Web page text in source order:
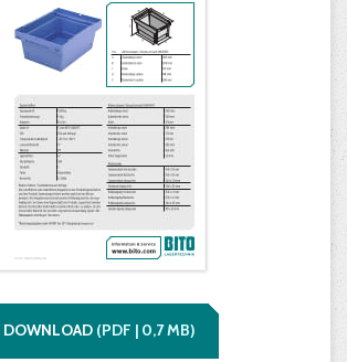
DOWNLOAD (PDF | 0,7MB)